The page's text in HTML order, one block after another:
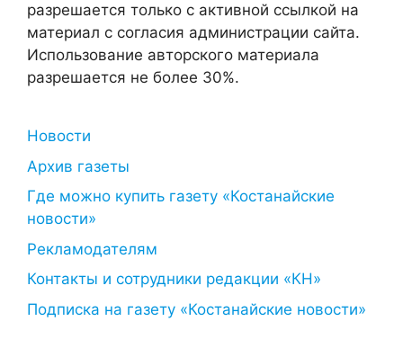
разрешается только с активной ссылкой на
материал с согласия администрации сайта.
Использование авторского материала
разрешается не более 30%.
Новости
Архив газеты
Где можно купить газету «Костанайские
новости»
Рекламодателям
Контакты и сотрудники редакции «КН»
Подписка на газету «Костанайские новости»